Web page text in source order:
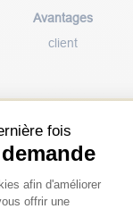
fois
Gestion
afin d'améliorer
offrir une
Avantages
client
service
05 65 41 03 97